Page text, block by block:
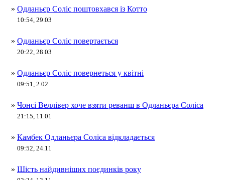
» Одланьєр Соліс поштовхався із Котто
10:54, 29.03
» Одланьєр Соліс повертається
20:22, 28.03
» Одланьєр Соліс повернеться у квітні
09:51, 2.02
» Чонсі Веллівер хоче взяти реванш в Одланьєра Соліса
21:15, 11.01
» Камбек Одланьєра Соліса відкладається
09:52, 24.11
» Шість найдивніших поєдинків року